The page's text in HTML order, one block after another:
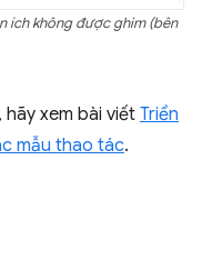
ích không được ghim (bên
xem bài viết Triển
mẫu thao tác.